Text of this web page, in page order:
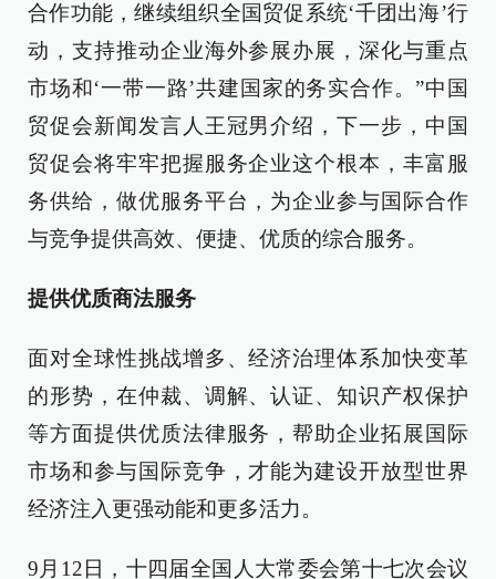
合作功能，继续组织全国贸促系统‘千团出海’行
动，支持推动企业海外参展办展，深化与重点
市场和‘一带一路’共建国家的务实合作。”中国
贸促会新闻发言人王冠男介绍，下一步，中国
贸促会将牢牢把握服务企业这个根本，丰富服
务供给，做优服务平台，为企业参与国际合作
与竞争提供高效、便捷、优质的综合服务。
提供优质商法服务
面对全球性挑战增多、经济治理体系加快变革
的形势，在仲裁、调解、认证、知识产权保护
等方面提供优质法律服务，帮助企业拓展国际
市场和参与国际竞争，才能为建设开放型世界
经济注入更强动能和更多活力。
9月12日，十四届全国人大常委会第十七次会议